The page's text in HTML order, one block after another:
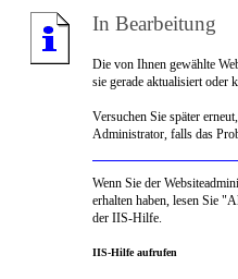
In Bearbeitung
Die von Ihnen gewählte
sie gerade aktualisiert oder
Versuchen Sie später
Administrator, falls das
Wenn Sie der
erhalten haben, lesen Sie
der IIS-Hilfe.
IIS-Hilfe aufrufen